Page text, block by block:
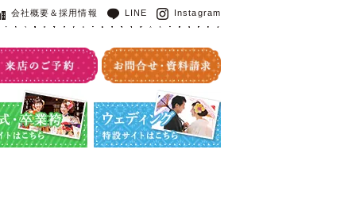
会社概要＆採用情報 LINE Instagram
卒業袴特設サイト ウエディング特設サイト